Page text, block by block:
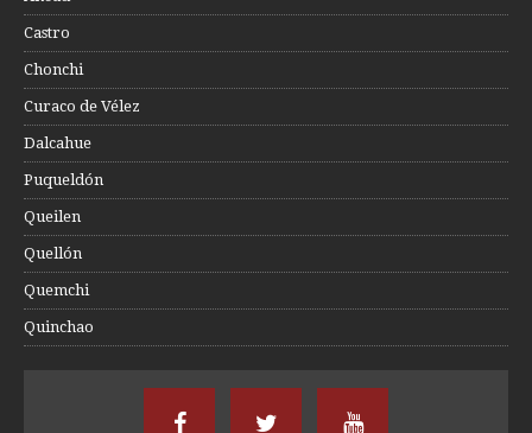
Castro
Chonchi
Curaco de Vélez
Dalcahue
Puqueldón
Queilen
Quellón
Quemchi
Quinchao